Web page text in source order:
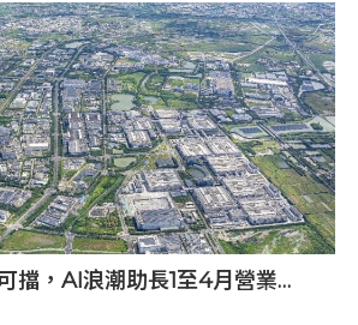
擋，AI浪潮助長1至4月營業額
台灣科技新里程碑